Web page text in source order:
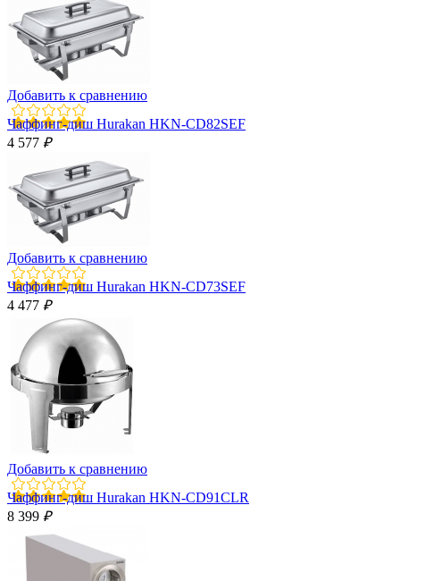
Добавить к сравнению
Чаффинг-диш Hurakan HKN-CD82SEF
4 577 ₽
Добавить к сравнению
Чаффинг-диш Hurakan HKN-CD73SEF
4 477 ₽
Добавить к сравнению
Чаффинг-диш Hurakan HKN-CD91CLR
8 399 ₽